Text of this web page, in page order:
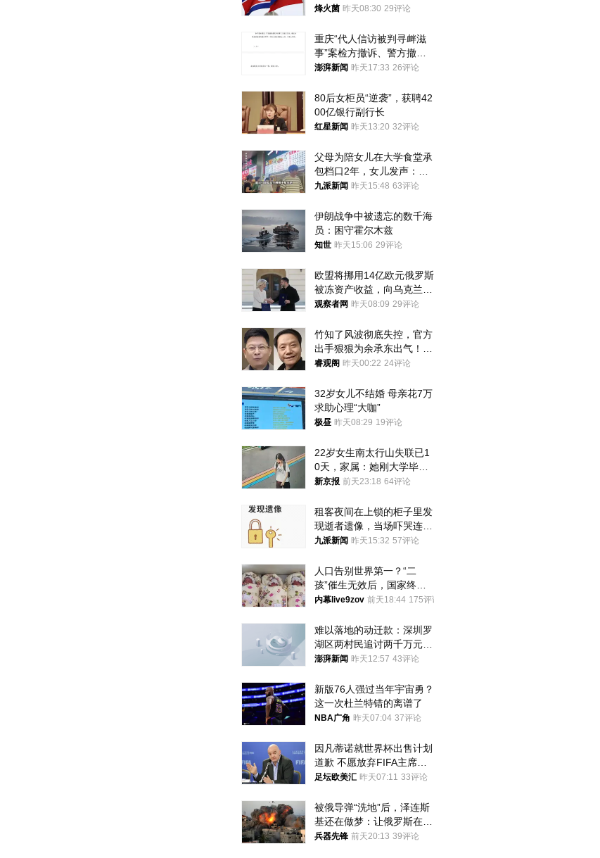
朝要动真格？
烽火菌 昨天08:30 29评论
重庆“代人信访被判寻衅滋
事”案检方撤诉、警方撤
案，两被告人获国赔
澎湃新闻 昨天17:33 26评论
80后女柜员“逆袭”，获聘42
00亿银行副行长
红星新闻 昨天13:20 32评论
父母为陪女儿在大学食堂承
包档口2年，女儿发声：初
衷是为了陪伴，毕业后将不
九派新闻 昨天15:48 63评论
伊朗战争中被遗忘的数千海
员：困守霍尔木兹
知世 昨天15:06 29评论
欧盟将挪用14亿欧元俄罗斯
被冻资产收益，向乌克兰提
供援助
观察者网 昨天08:09 29评论
竹知了风波彻底失控，官方
出手狠狠为余承东出气！雷
军果然没说错
睿观阁 昨天00:22 24评论
32岁女儿不结婚 母亲花7万
求助心理“大咖”
极昼 昨天08:29 19评论
22岁女生南太行山失联已1
0天，家属：她刚大学毕业
想到山里旅行
新京报 前天23:18 64评论
租客夜间在上锁的柜子里发
现逝者遗像，当场吓哭连夜
搬离，房东退还押金
九派新闻 昨天15:32 57评论
人口告别世界第一？“二
孩”催生无效后，国家终于
向住房出手了！
内幕live9zov 前天18:44 175评论
难以落地的动迁款：深圳罗
湖区两村民追讨两千万元动
迁款八年未果
澎湃新闻 昨天12:57 43评论
新版76人强过当年宇宙勇？
这一次杜兰特错的离谱了
NBA广角 昨天07:04 37评论
因凡蒂诺就世界杯出售计划
道歉 不愿放弃FIFA主席职
位
足坛欧美汇 昨天07:11 33评论
被俄导弹“洗地”后，泽连斯
基还在做梦：让俄罗斯在冬
季前求和？
兵器先锋 前天20:13 39评论